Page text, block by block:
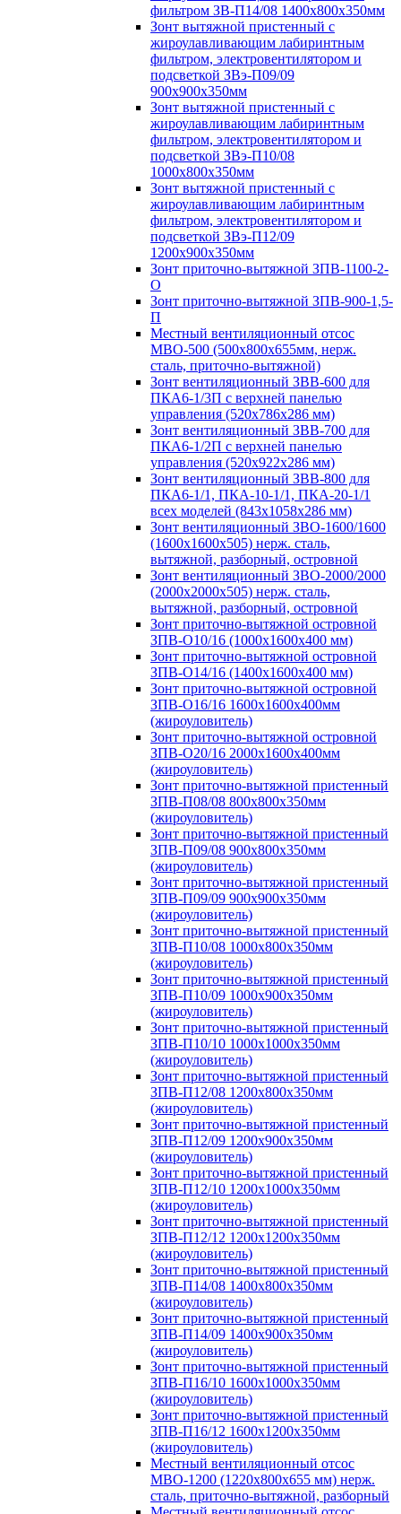
фильтром ЗВ-П14/08 1400х800х350мм
Зонт вытяжной пристенный с
жироулавливающим лабиринтным
фильтром, электровентилятором и
подсветкой ЗВэ-П09/09
900х900х350мм
Зонт вытяжной пристенный с
жироулавливающим лабиринтным
фильтром, электровентилятором и
подсветкой ЗВэ-П10/08
1000х800х350мм
Зонт вытяжной пристенный с
жироулавливающим лабиринтным
фильтром, электровентилятором и
подсветкой ЗВэ-П12/09
1200х900х350мм
Зонт приточно-вытяжной ЗПВ-1100-2-
О
Зонт приточно-вытяжной ЗПВ-900-1,5-
П
Местный вентиляционный отсос
МВО-500 (500х800х655мм, нерж.
сталь, приточно-вытяжной)
Зонт вентиляционный ЗВВ-600 для
ПКА6-1/3П с верхней панелью
управления (520х786х286 мм)
Зонт вентиляционный ЗВВ-700 для
ПКА6-1/2П с верхней панелью
управления (520х922х286 мм)
Зонт вентиляционный ЗВВ-800 для
ПКА6-1/1, ПКА-10-1/1, ПКА-20-1/1
всех моделей (843х1058х286 мм)
Зонт вентиляционный ЗВО-1600/1600
(1600х1600х505) нерж. сталь,
вытяжной, разборный, островной
Зонт вентиляционный ЗВО-2000/2000
(2000х2000х505) нерж. сталь,
вытяжной, разборный, островной
Зонт приточно-вытяжной островной
ЗПВ-О10/16 (1000х1600х400 мм)
Зонт приточно-вытяжной островной
ЗПВ-О14/16 (1400х1600х400 мм)
Зонт приточно-вытяжной островной
ЗПВ-О16/16 1600х1600х400мм
(жироуловитель)
Зонт приточно-вытяжной островной
ЗПВ-О20/16 2000х1600х400мм
(жироуловитель)
Зонт приточно-вытяжной пристенный
ЗПВ-П08/08 800х800х350мм
(жироуловитель)
Зонт приточно-вытяжной пристенный
ЗПВ-П09/08 900х800х350мм
(жироуловитель)
Зонт приточно-вытяжной пристенный
ЗПВ-П09/09 900х900х350мм
(жироуловитель)
Зонт приточно-вытяжной пристенный
ЗПВ-П10/08 1000х800х350мм
(жироуловитель)
Зонт приточно-вытяжной пристенный
ЗПВ-П10/09 1000х900х350мм
(жироуловитель)
Зонт приточно-вытяжной пристенный
ЗПВ-П10/10 1000х1000х350мм
(жироуловитель)
Зонт приточно-вытяжной пристенный
ЗПВ-П12/08 1200х800х350мм
(жироуловитель)
Зонт приточно-вытяжной пристенный
ЗПВ-П12/09 1200х900х350мм
(жироуловитель)
Зонт приточно-вытяжной пристенный
ЗПВ-П12/10 1200х1000х350мм
(жироуловитель)
Зонт приточно-вытяжной пристенный
ЗПВ-П12/12 1200х1200х350мм
(жироуловитель)
Зонт приточно-вытяжной пристенный
ЗПВ-П14/08 1400х800х350мм
(жироуловитель)
Зонт приточно-вытяжной пристенный
ЗПВ-П14/09 1400х900х350мм
(жироуловитель)
Зонт приточно-вытяжной пристенный
ЗПВ-П16/10 1600х1000х350мм
(жироуловитель)
Зонт приточно-вытяжной пристенный
ЗПВ-П16/12 1600х1200х350мм
(жироуловитель)
Местный вентиляционный отсос
МВО-1200 (1220х800х655 мм) нерж.
сталь, приточно-вытяжной, разборный